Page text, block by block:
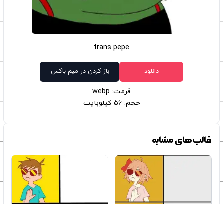
trans pepe
دانلود باز کردن در میم باکس
فرمت: webp
حجم: 56 کیلوبایت
قالب‌های مشابه